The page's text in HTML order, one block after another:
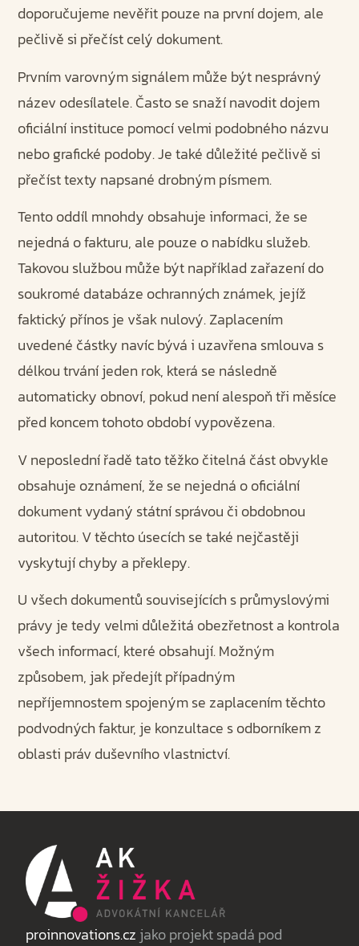
doporučujeme nevěřit pouze na první dojem, ale
pečlivě si přečíst celý dokument.
Prvním varovným signálem může být nesprávný
název odesílatele. Často se snaží navodit dojem
oficiální instituce pomocí velmi podobného názvu
nebo grafické podoby. Je také důležité pečlivě si
přečíst texty napsané drobným písmem.
Tento oddíl mnohdy obsahuje informaci, že se
nejedná o fakturu, ale pouze o nabídku služeb.
Takovou službou může být například zařazení do
soukromé databáze ochranných známek, jejíž
faktický přínos je však nulový. Zaplacením
uvedené částky navíc bývá i uzavřena smlouva s
délkou trvání jeden rok, která se následně
automaticky obnoví, pokud není alespoň tři měsíce
před koncem tohoto období vypovězena.
V neposlední řadě tato těžko čitelná část obvykle
obsahuje oznámení, že se nejedná o oficiální
dokument vydaný státní správou či obdobnou
autoritou. V těchto úsecích se také nejčastěji
vyskytují chyby a překlepy.
U všech dokumentů souvisejících s průmyslovými
právy je tedy velmi důležitá obezřetnost a kontrola
všech informací, které obsahují. Možným
způsobem, jak předejít případným
nepříjemnostem spojeným se zaplacením těchto
podvodných faktur, je konzultace s odborníkem z
oblasti práv duševního vlastnictví.
proinnovations.cz jako projekt spadá pod